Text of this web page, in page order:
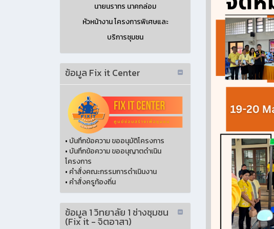
นายนราทร นาคกล่อม
หัวหน้างาน โครงการพิเศษและ
บริการชุมชน
ข้อมูล Fix it Center
• บันทึกข้อความ ขออนุมัติโครงการ
• บันทึกข้อความ ขออนุญาตดำเนิน
โครงการ
• คำสั่งคณะกรรมการดำเนินงาน
• คำสั่งครูท้องถิ่น
ข้อมูล 1 วิทยาลัย 1 ช่างชุมชน
(Fix it - จิตอาสา)